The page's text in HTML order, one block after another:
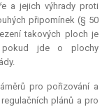
a jejich výhrady proti
připomínek (§ 50
takových ploch je
pokud jde o plochy
pro pořizování a
plánů a pro